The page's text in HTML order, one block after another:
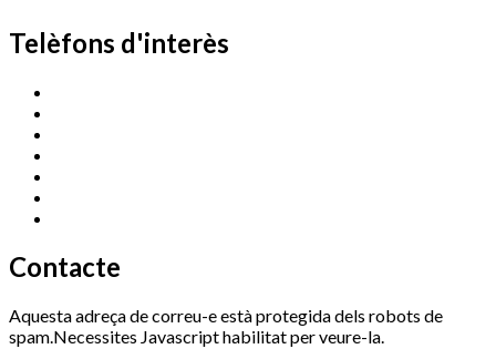
Telèfons d'interès
Contacte
Aquesta adreça de correu-e està protegida dels robots de
spam.Necessites Javascript habilitat per veure-la.